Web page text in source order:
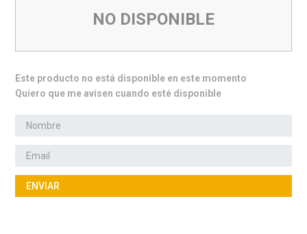
NO DISPONIBLE
Este producto no está disponible en este momento
Quiero que me avisen cuando esté disponible
ENVIAR